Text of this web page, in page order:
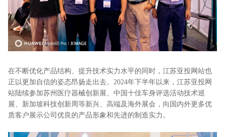
在不断优化产品结构、提升技术实力水平的同时，江苏亚投网站也
正以更加自信的姿态昂扬走出去。2024年下半年以来，江苏亚投网
站陆续参加苏州医疗器械创新展、中国十佳车身评选活动技术巡
展、新加坡科技创新周等新兴、高端及海外展会，向国内外更多优
质客户展示公司优良的产品形象和先进的制造实力。